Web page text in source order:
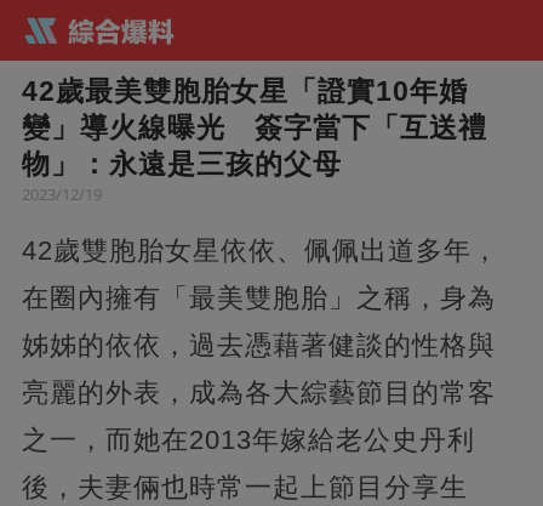
42歲最美雙胞胎女星「證實10年婚
變」導火線曝光 簽字當下「互送禮
物」：永遠是三孩的父母
2023/12/19
42歲雙胞胎女星依依、佩佩出道多年，
在圈內擁有「最美雙胞胎」之稱，身為
姊姊的依依，過去憑藉著健談的性格與
亮麗的外表，成為各大綜藝節目的常客
之一，而她在2013年嫁給老公史丹利
後，夫妻倆也時常一起上節目分享生